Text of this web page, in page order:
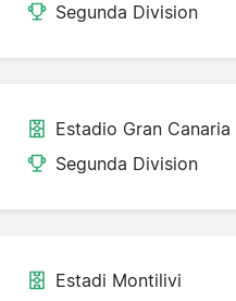
Segunda Division
Estadio Gran Canaria
Segunda Division
Estadi Montilivi